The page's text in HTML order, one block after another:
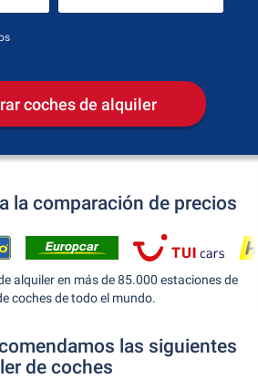
coches de alquiler
la comparación de precios
alquiler en más de 85.000 estaciones de
coches de todo el mundo.
las siguientes
de coches